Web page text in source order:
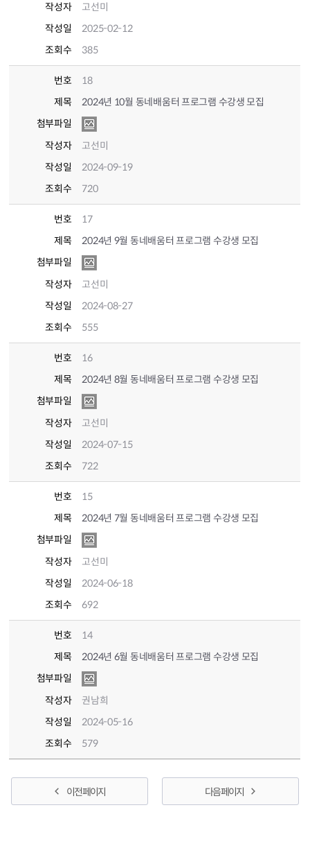
작성자
고선미
작성일
2025-02-12
조회수
385
번호
18
제목
2024년 10월 동네배움터 프로그램 수강생 모집
첨부파일
작성자
고선미
작성일
2024-09-19
조회수
720
번호
17
제목
2024년 9월 동네배움터 프로그램 수강생 모집
첨부파일
작성자
고선미
작성일
2024-08-27
조회수
555
번호
16
제목
2024년 8월 동네배움터 프로그램 수강생 모집
첨부파일
작성자
고선미
작성일
2024-07-15
조회수
722
번호
15
제목
2024년 7월 동네배움터 프로그램 수강생 모집
첨부파일
작성자
고선미
작성일
2024-06-18
조회수
692
번호
14
제목
2024년 6월 동네배움터 프로그램 수강생 모집
첨부파일
작성자
권남희
작성일
2024-05-16
조회수
579
이전 페이지 다음 페이지